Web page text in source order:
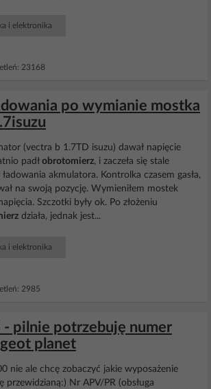
i elektronika
23168
po wymianie mostka
(vectra b 1.7TD isuzu) dawał napięcie
padł obrotomierz, i zaczeła się stale
akmulatora. Kontrolka czasem gasła,
na swoją pozycję. Wymieniłem mostek
Szczotki były ok. Po złożeniu
działa, jednak jest...
i elektronika
2985
- pilnie potrzebuję numer
planet
nie ale chcę zobaczyć jakie wyposażenie
przewidzianą:) Nr APV/PR (obsługa